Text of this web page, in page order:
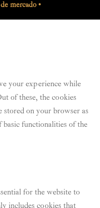
mercado •
your experience while
of these, the cookies
stored on your browser as
functionalities of the
for the website to